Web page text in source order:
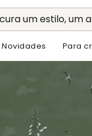
um estilo, um
Novidades Para